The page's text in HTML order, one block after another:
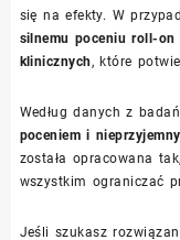
się na efekty. W
silnemu poceniu roll-on
klinicznych , które
Według danych z
poceniem i
została opracowana
wszystkim ograniczać
Jeśli szukasz